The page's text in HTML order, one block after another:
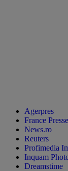
Agerpres
France Presse
News.ro
Reuters
Profimedia
Inquam
Dreamstime